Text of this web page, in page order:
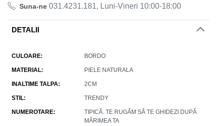
Suna-ne 031.4231.181, Luni-Vineri 10:00-18:00
DETALII
CULOARE BORDO
MATERIAL PIELE NATURALA
INALTIME TALPA 2CM
STIL TRENDY
NUMEROTARE
TIPICĂ. TE RUGĂM SĂ TE GHIDEZI DUPĂ
MĂRIMEA TA